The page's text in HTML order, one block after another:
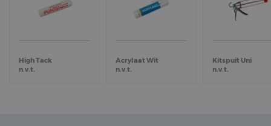
High Tack
n.v.t.
Acrylaat Wit
n.v.t.
Kitspuit Uni
n.v.t.